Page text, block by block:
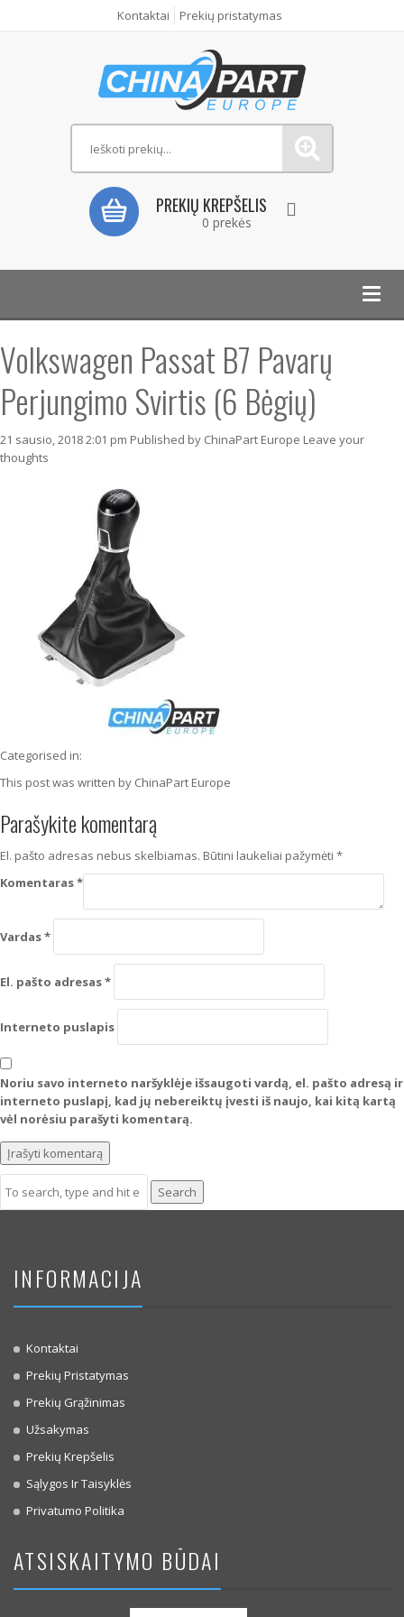
Kontaktai Prekių pristatymas
PREKIŲ KREPŠELIS
0 prekės
Volkswagen Passat B7 Pavarų
Perjungimo Svirtis (6 Bėgių)
21 sausio, 2018 2:01 pm Published by ChinaPart Europe Leave your
thoughts
Categorised in:
This post was written by ChinaPart Europe
Parašykite komentarą
El. pašto adresas nebus skelbiamas. Būtini laukeliai pažymėti *
Komentaras*
Vardas*
El. pašto adresas*
Interneto puslapis
Noriu savo interneto naršyklėje išsaugoti vardą, el. pašto adresą ir
interneto puslapį, kad jų nebereiktų įvesti iš naujo, kai kitą kartą
vėl norėsiu parašyti komentarą.
Search
INFORMACIJA
Kontaktai
Prekių Pristatymas
Prekių Grąžinimas
Užsakymas
Prekių Krepšelis
Sąlygos Ir Taisyklės
Privatumo Politika
ATSISKAITYMO BŪDAI